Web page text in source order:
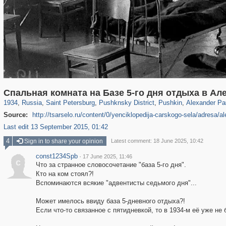
Спальная комната на Базе 5-го дня отдыха в
1934, Russia
1,405,929 29,243
, Saint Petersburg
197,061 5,709
, Pushknsky District
11,378 655
, Pushkin
7,585 215
, Alexander
1,221
Source:
http://tsarselo.ru/content/0/yenciklopedija-carskogo-sela/adresa/
Last edit 13 September 2015, 01:42
4 Sign in to share your opinion Latest comment: 18 June 2025, 10:42
c
const1234Spb · 17 June 2025, 11:46
Что за странное словосочетание "база 5-го дня".
Кто на ком стоял?!
Вспоминаются всякие "адвентисты седьмого дня"...
Может имелось ввиду база 5-дневного отдыха?!
Если что-то связанное с пятидневкой, то в 1934-м её уже не